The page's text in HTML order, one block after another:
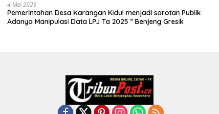
4 Mei 2026
Pemerintahan Desa Karangan Kidul menjadi sorotan Publik
Adanya Manipulasi Data LPJ Ta 2025 ” Benjeng Gresik